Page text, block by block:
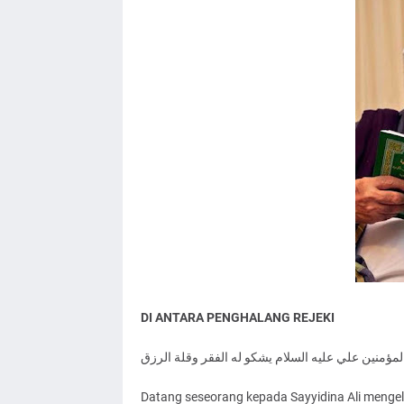
DI ANTARA PENGHALANG REJEKI
ﻋﻠﻲ ﻋﻠﻴﻪ ﺍﻟﺴﻼﻡ ﻳﺸﻜﻮ ﻟﻪ ﺍﻟﻔﻘﺮ ﻭﻗﻠﺔ ﺍﻟﺮﺯﻕ
Datang seseorang kepada Sayyidina Ali